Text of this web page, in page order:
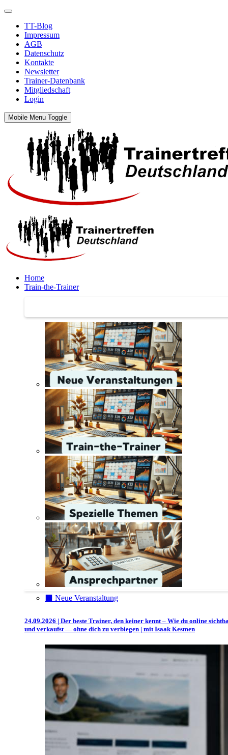
TT-Blog
Impressum
AGB
Datenschutz
Kontakte
Newsletter
Trainer-Datenbank
Mitgliedschaft
Login
Mobile Menu Toggle
Home
Train-the-Trainer
⬛️ Neue Veranstaltung
24.09.2026 | Der beste Trainer, den keiner kennt – Wie du online
und verkaufst — ohne dich zu verbiegen | mit Isaak Kesmen